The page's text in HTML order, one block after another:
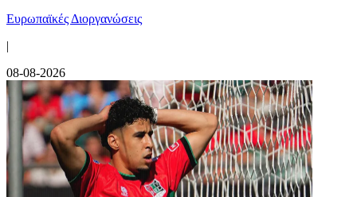
Ευρωπαϊκές Διοργανώσεις
|
08-08-2026